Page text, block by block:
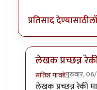
प्रतिसाद देण्यासाठी
लेखक प्रच्छन्न
सतिश गावडेगुरुवार,
In reply toप्लसिबो
लेखक प्रच्छन्न रेकी